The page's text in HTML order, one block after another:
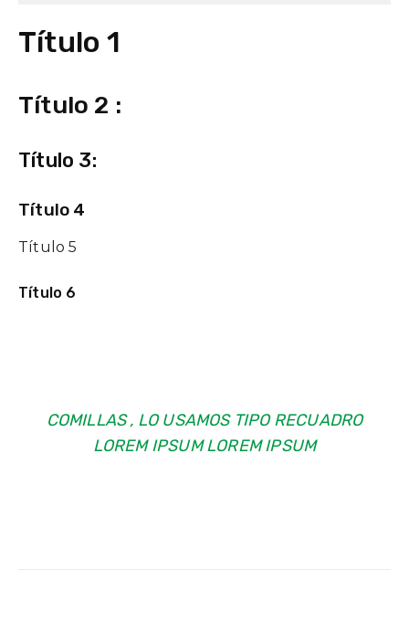
Título 1
Título 2 :
Título 3:
Título 4
Título 5
Título 6
COMILLAS , LO USAMOS TIPO RECUADRO
LOREM IPSUM LOREM IPSUM